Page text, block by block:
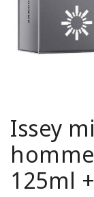
Issey
125ml